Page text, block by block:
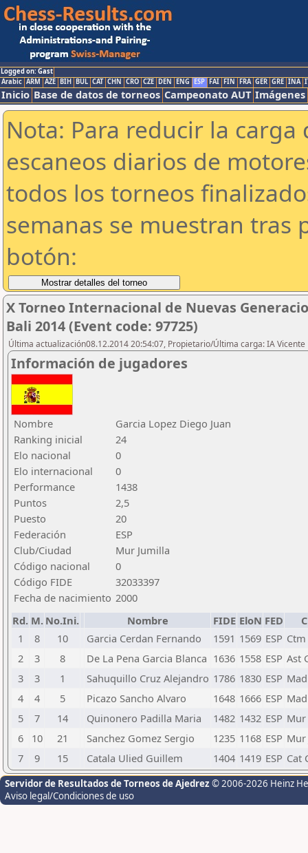
Logged on: Gast
Arabic ARM AZE BIH BUL CAT CHN CRO CZE DEN ENG ESP FAI FIN FRA GER GRE INA
Inicio Base de datos de torneos Campeonato AUT Imágenes
Nota: Para reducir la
escaneos diarios de
todos los torneos
semanas se muestran tras
botón:
X Torneo Internacional de Nuevas
Bali 2014 (Event code: 97725)
Última actualización08.12.2014 20:54:07, Propietario/Última carga: IA Vicente
Información de jugadores
Nombre
Garcia Lopez Diego Juan
Ranking inicial
24
Elo nacional
0
Elo internacional
0
Performance
1438
Puntos
2,5
Puesto
20
Federación
ESP
Club/Ciudad
Mur Jumilla
Código nacional
0
Código FIDE
32033397
Fecha de nacimiento 2000
Rd. M. No.Ini. Nombre FIDE EloN FED
1
8 10 Garcia Cerdan Fernando 1591 1569 ESP
2
3 8 De La Pena Garcia Blanca 1636 1558 ESP Ast
3
3 1 Sahuquillo Cruz Alejandro 1786 1830 ESP
4
4 5 Picazo Sancho Alvaro 1648 1666 ESP
5
7 14 Quinonero Padilla Maria 1482 1432 ESP
6
10 21 Sanchez Gomez Sergio 1235 1168 ESP Mur
7
9 15 Catala Ulied Guillem 1404 1419 ESP Cat
Servidor de Resultados de Torneos de Ajedrez © 2006-2026 Heinz
Aviso legal/Condiciones de uso